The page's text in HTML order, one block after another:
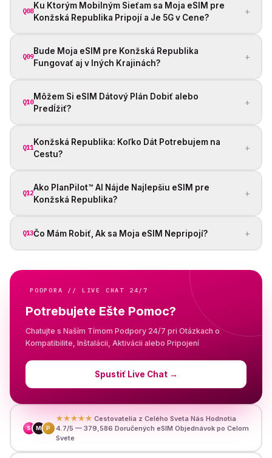
Q08
Ku Ktorým Mobilným Sieťam sa Moja eSIM pre
Konžská Republika Pripojí a Je 5G v Cene?
+
Q09
Bude Moja eSIM pre Konžská Republika
Fungovať aj v Iných Krajinách?
+
Q10
Môžem Si eSIM Dátový Plán Dobiť alebo
Predĺžiť?
+
Q11
Konžská Republika: Koľko Dát Potrebujem na
Cestu?
+
Q12
Ako PlanPilot™ AI Nájde Najlepšiu eSIM pre
Konžská Republika?
+
Q13Čo Mám Robiť, Ak sa Moja eSIM Nepripojí? +
PODPORA // LIVE CHAT 24/7
Potrebujete Ešte Pomoc?
Chatujte s Naším Tímom Podpory 24/7 pri Otázkach o
Kompatibilite, Inštalácii, Aktivácii alebo Pripojení
Spustiť Live Chat→
S M P
★★★★★ Cestovatelia z Celého Sveta Nás Hodnotia
4.7/5 — 379,586 Doručených eSIM Objednávok po Celom
Svete